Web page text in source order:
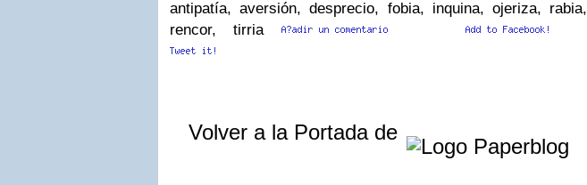
antipatía, aversión, desprecio, fobia, inquina, ojeriza, rabia,
rencor, tirria
Volver a la Portada de